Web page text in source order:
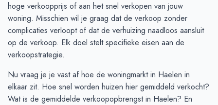
hoge verkoopprijs of aan het snel verkopen van jouw
woning. Misschien wil je graag dat de verkoop zonder
complicaties verloopt of dat de verhuizing naadloos aansluit
op de verkoop. Elk doel stelt specifieke eisen aan de
verkoopstrategie.
Nu vraag je je vast af hoe de woningmarkt in Haelen in
elkaar zit. Hoe snel worden huizen hier gemiddeld verkocht?
Wat is de gemiddelde verkoopopbrengst in Haelen? En